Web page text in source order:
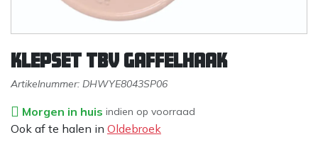
Klepset tbv gaffelhaak
Artikelnummer: DHWYE8043SP06
Morgen in huis indien op voorraad
Ook af te halen in Oldebroek